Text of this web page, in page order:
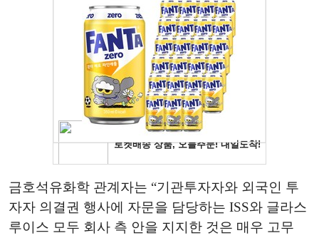
금호석유화학 관계자는 “기관투자자와 외국인 투
자자 의결권 행사에 자문을 담당하는 ISS와 글라스
루이스 모두 회사 측 안을 지지한 것은 매우 고무